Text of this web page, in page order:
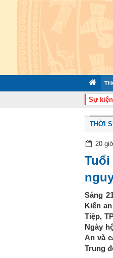
Sự kiện
tổ chức tập huấn cán bộ năm 2026
THỜI
20
Tuổi
Sáng
Kiến
Tiệp,
Ngày
An và
Trung